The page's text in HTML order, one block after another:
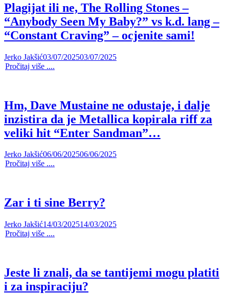
Plagijat ili ne, The Rolling Stones –
“Anybody Seen My Baby?” vs k.d. lang –
“Constant Craving” – ocjenite sami!
Jerko Jakšić03/07/202503/07/2025
Pročitaj više ....
Hm, Dave Mustaine ne odustaje, i dalje
inzistira da je Metallica kopirala riff za
veliki hit “Enter Sandman”…
Jerko Jakšić06/06/202506/06/2025
Pročitaj više ....
Zar i ti sine Berry?
Jerko Jakšić14/03/202514/03/2025
Pročitaj više ....
Jeste li znali, da se tantijemi mogu platiti
i za inspiraciju?